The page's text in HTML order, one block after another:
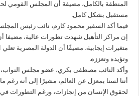
المنطقة بالكامل، مضيفة أن المجلس القومي
مستقبل بشكل كامل.
فيما أكد السفير محمود كارم، نائب رئيس
إن مراكز التأهيل شهدت تطورات عالية، مضيفا
متغيرات إيجابية، مضيفًا أن الدولة المصرية
وتؤيده وتعززه.
وأكد النائب مصطفى بكري، عضو مجلس
أننا لسنا بمعزل عن العالم، مشيرًا إلى أنه رغم
لحقوق الإنسان من إنجازات، ورغم التطورات في